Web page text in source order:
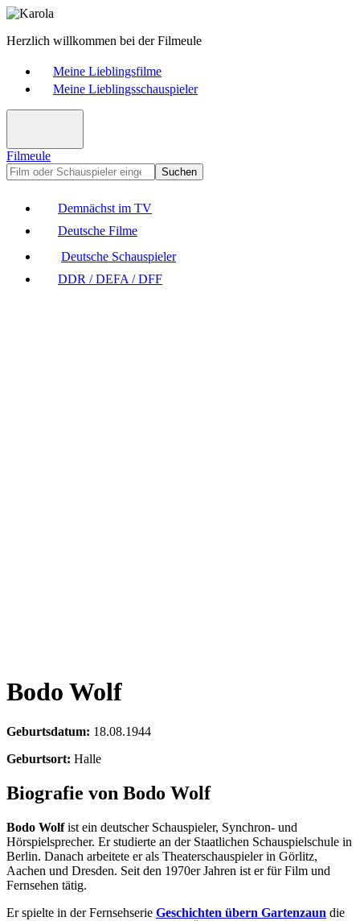
Herzlich willkommen bei der Filmeule
Meine Lieblingsfilme
Meine Lieblingsschauspieler
Filmeule
Suchen
Demnächst im TV
Deutsche Filme
Deutsche Schauspieler
DDR / DEFA / DFF
Bodo Wolf
Geburtsdatum: 18.08.1944
Geburtsort: Halle
Biografie von Bodo Wolf
Bodo Wolfist ein deutscher Schauspieler, Synchron- und
Hörspielsprecher. Er studierte an der Staatlichen Schauspielschule in
Berlin. Danach arbeitete er als Theaterschauspieler in Görlitz,
Aachen und Dresden. Seit den 1970er Jahren ist er für Film und
Fernsehen tätig.
Er spielte in der Fernsehserie Geschichten übern Gartenzaun die